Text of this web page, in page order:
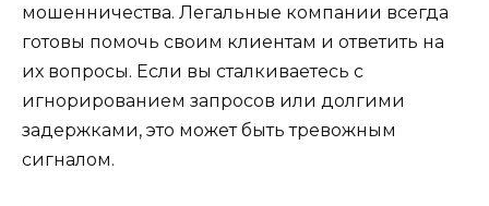
мошенничества. Легальные компании всегда
готовы помочь своим клиентам и ответить на
их вопросы. Если вы сталкиваетесь с
игнорированием запросов или долгими
задержками, это может быть тревожным
сигналом.